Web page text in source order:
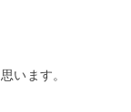
います。